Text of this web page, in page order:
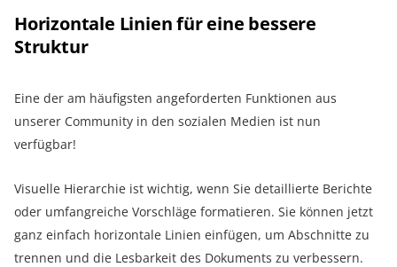
Horizontale Linien für eine bessere
Struktur
Eine der am häufigsten angeforderten Funktionen aus
unserer Community in den sozialen Medien ist nun
verfügbar!
Visuelle Hierarchie ist wichtig, wenn Sie detaillierte Berichte
oder umfangreiche Vorschläge formatieren. Sie können jetzt
ganz einfach horizontale Linien einfügen, um Abschnitte zu
trennen und die Lesbarkeit des Dokuments zu verbessern.